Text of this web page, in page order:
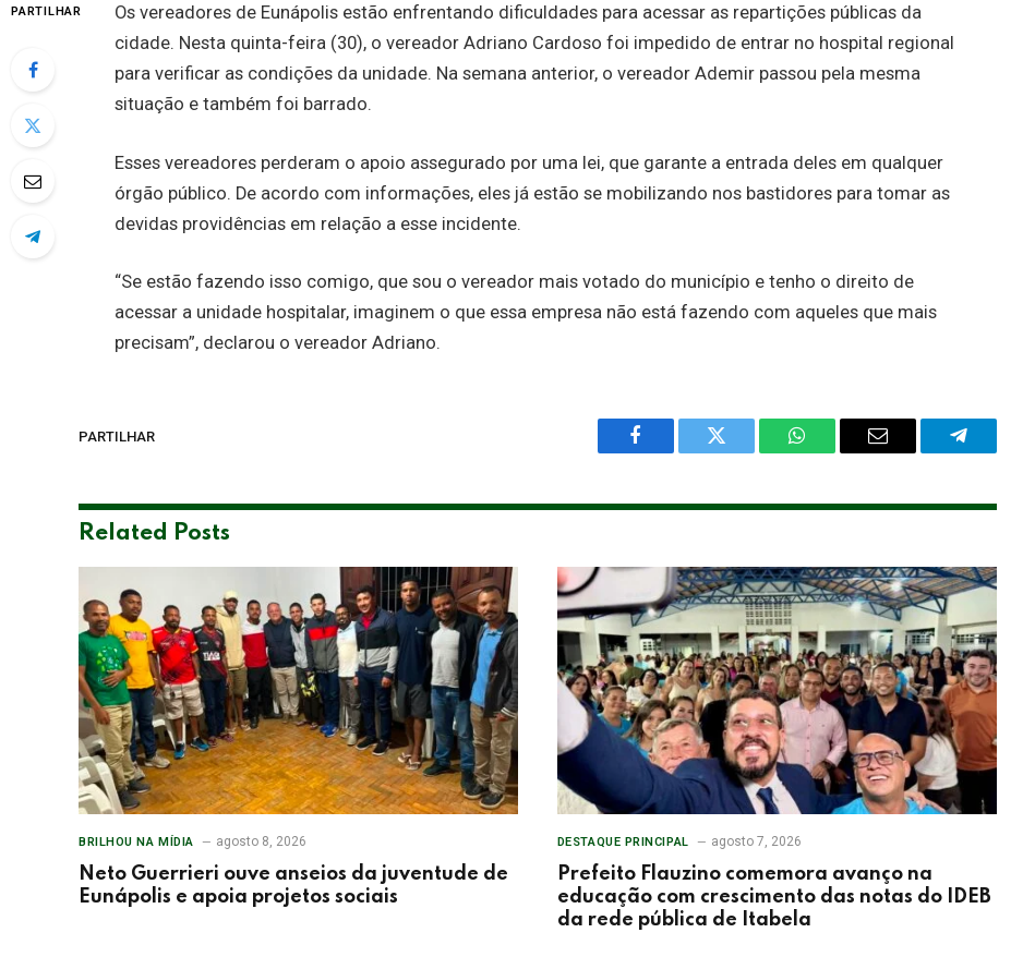
PARTILHAR
Os vereadores de Eunápolis estão enfrentando dificuldades para acessar as repartições públicas da
cidade. Nesta quinta-feira (30), o vereador Adriano Cardoso foi impedido de entrar no hospital regional
para verificar as condições da unidade. Na semana anterior, o vereador Ademir passou pela mesma
situação e também foi barrado.
Esses vereadores perderam o apoio assegurado por uma lei, que garante a entrada deles em qualquer
órgão público. De acordo com informações, eles já estão se mobilizando nos bastidores para tomar as
devidas providências em relação a esse incidente.
“Se estão fazendo isso comigo, que sou o vereador mais votado do município e tenho o direito de
acessar a unidade hospitalar, imaginem o que essa empresa não está fazendo com aqueles que mais
precisam”, declarou o vereador Adriano.
PARTILHAR
Facebook Twitter WhatsAppEmail Telegram
Related Posts
BRILHOU NA MÍDIA agosto 8, 2026
Neto Guerrieri ouve anseios da juventude de
Eunápolis e apoia projetos sociais
DESTAQUE PRINCIPAL agosto 7, 2026
Prefeito Flauzino comemora avanço na
educação com crescimento das notas do IDEB
da rede pública de Itabela